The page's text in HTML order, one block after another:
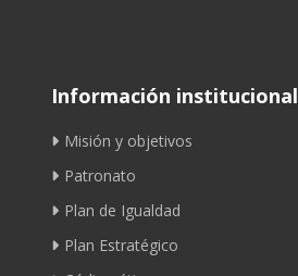
Información institucional
Misión y objetivos
Patronato
Plan de Igualdad
Plan Estratégico